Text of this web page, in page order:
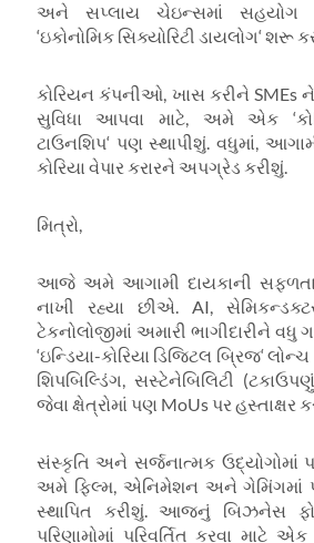
અને સપ્લાય ચેઇન્સમાં સહયોગ
‘ઇકોનોમિક સિક્યોરિટી ડાયલોગ‘શરૂ
કોરિયન કંપનીઓ, ખાસ કરીનેSMEs
સુવિધા આપવા માટે, અમે એક ‘
ટાઉનશિપ‘ પણ સ્થાપીશું. વધુમાં,
કોરિયા વેપાર કરારને અપગ્રેડ કરીશું.
મિત્રો,
આજે અમે આગામી દાયકાની
નાખી રહ્યા છીએ. AI,
ટેકનોલોજીમાં અમારી ભાગીદારીને વધુ
‘ઇન્ડિયા-કોરિયા ડિજિટલ બ્રિજ‘લોન્ચ
શિપબિલ્ડિંગ,સસ્ટેનેબિલિટી
જેવા ક્ષેત્રોમાં પણ MoUs પર હસ્તાક્ષર
સંસ્કૃતિ અને સર્જનાત્મક ઉદ્યોગોમાં
અમે ફિલ્મ, એનિમેશન અને ગેમિંગમાં
સ્થાપિત કરીશું. આજનું બિઝનેસ
પરિણામોમાં પરિવર્તિત કરવા માટે